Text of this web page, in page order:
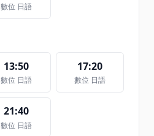
數位 日語
13:50
數位 日語
17:20
數位 日語
21:40
數位 日語